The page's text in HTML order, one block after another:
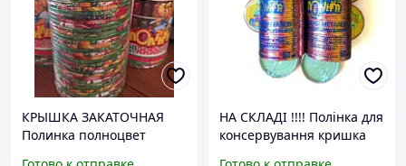
КРЫШКА ЗАКАТОЧНАЯ
Полинка полноцвет
НА СКЛАДІ !!!! Полінка для
консервування кришка